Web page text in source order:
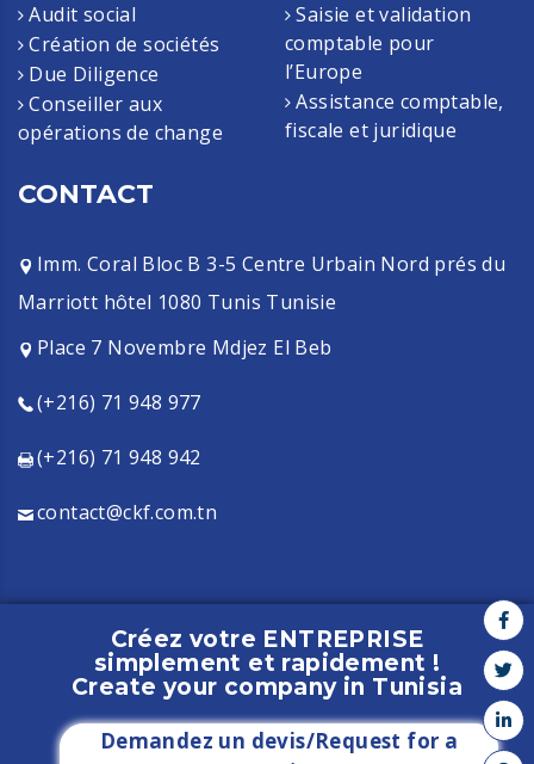
Audit social
Création de sociétés
Due Diligence
Conseiller aux
opérations de change
Saisie et validation
comptable pour
l’Europe
Assistance comptable,
fiscale et juridique
CONTACT
Imm. Coral Bloc B 3-5 Centre Urbain Nord prés du
Marriott hôtel 1080 Tunis Tunisie
Place 7 Novembre Mdjez El Beb
(+216) 71 948 977
(+216) 71 948 942
contact@ckf.com.tn
Copyright CKF - 2021 - All rights reserved
Créez votre ENTREPRISE
simplement et rapidement !
Create your company in Tunisia
Demandez un devis/Request for a